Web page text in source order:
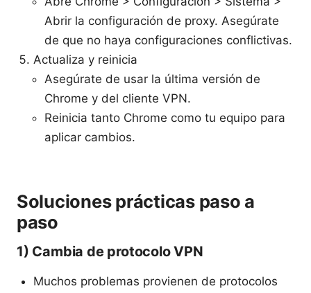
Abrir la configuración de proxy. Asegúrate
de que no haya configuraciones conflictivas.
Actualiza y reinicia
Asegúrate de usar la última versión de
Chrome y del cliente VPN.
Reinicia tanto Chrome como tu equipo para
aplicar cambios.
Soluciones prácticas paso a
paso
1) Cambia de protocolo VPN
Muchos problemas provienen de protocolos